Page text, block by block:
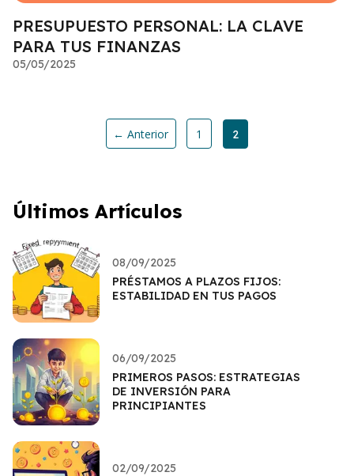
PRESUPUESTO PERSONAL: LA CLAVE
PARA TUS FINANZAS
05/05/2025
← Anterior 1 2
Últimos Artículos
08/09/2025
PRÉSTAMOS A PLAZOS FIJOS:
ESTABILIDAD EN TUS PAGOS
06/09/2025
PRIMEROS PASOS: ESTRATEGIAS
DE INVERSIÓN PARA
PRINCIPIANTES
02/09/2025